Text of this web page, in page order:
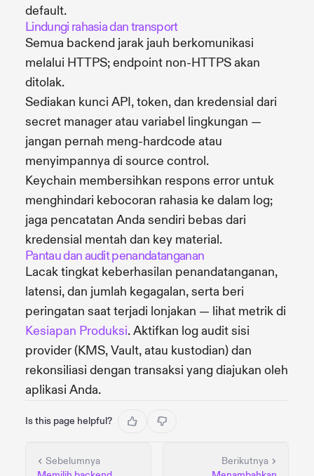
default.
Lindungi rahasia dan transport
Semua backend jarak jauh berkomunikasi
melalui HTTPS; endpoint non-HTTPS akan
ditolak.
Sediakan kunci API, token, dan kredensial dari
secret manager atau variabel lingkungan —
jangan pernah meng-hardcode atau
menyimpannya di source control.
Keychain membersihkan respons error untuk
menghindari kebocoran rahasia ke dalam log;
jaga pencatatan Anda sendiri bebas dari
kredensial mentah dan key material.
Pantau dan audit penandatanganan
Lacak tingkat keberhasilan penandatanganan,
latensi, dan jumlah kegagalan, serta beri
peringatan saat terjadi lonjakan — lihat metrik di
Kesiapan Produksi. Aktifkan log audit sisi
provider (KMS, Vault, atau kustodian) dan
rekonsiliasi dengan transaksi yang diajukan oleh
aplikasi Anda.
Is this page helpful?
Sebelumnya
Berikutnya